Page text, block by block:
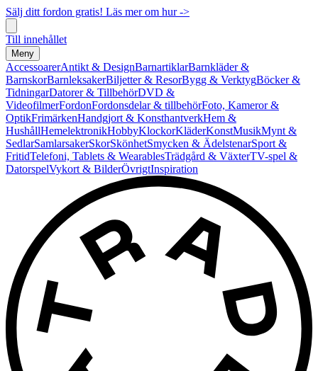
Sälj ditt fordon gratis! Läs mer om hur ->
Till innehållet
Meny
AccessoarerAntikt & DesignBarnartiklarBarnkläder &
BarnskorBarnleksakerBiljetter & ResorBygg & VerktygBöcker &
TidningarDatorer & TillbehörDVD &
VideofilmerFordonFordonsdelar & tillbehörFoto, Kameror &
OptikFrimärkenHandgjort & KonsthantverkHem &
HushållHemelektronikHobbyKlockorKläderKonstMusikMynt &
SedlarSamlarsakerSkorSkönhetSmycken & ÄdelstenarSport &
FritidTelefoni, Tablets & WearablesTrädgård & VäxterTV-spel &
DatorspelVykort & BilderÖvrigtInspiration